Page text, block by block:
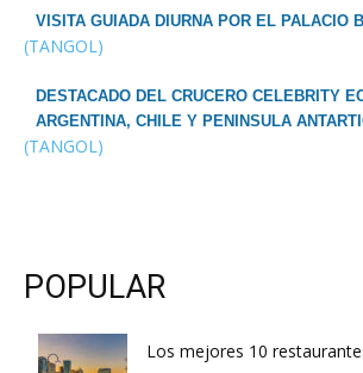
VISITA GUIADA DIURNA POR EL PALACIO
(TANGOL)
DESTACADO DEL CRUCERO CELEBRITY
ARGENTINA, CHILE Y PENINSULA
(TANGOL)
POPULAR
Los mejores 10